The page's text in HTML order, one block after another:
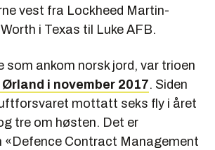
vest fra Lockheed Martin-
i Texas til Luke AFB.
som ankom norsk jord, var trioen
i november 2017. Siden
mottatt seks fly i året
tre om høsten. Det er
«Defence Contract Management